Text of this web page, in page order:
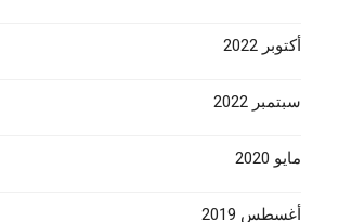
أكتوبر 2022
سبتمبر 2022
مايو 2020
أغسطس 2019